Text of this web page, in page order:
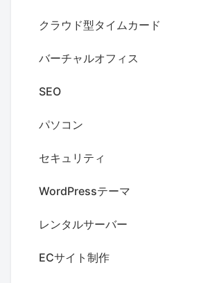
クラウド型タイムカード
バーチャルオフィス
SEO
パソコン
セキュリティ
WordPressテーマ
レンタルサーバー
ECサイト制作